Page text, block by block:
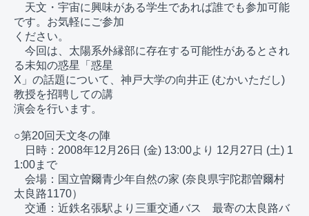
天文・宇宙に興味がある学生であれば誰でも参加可能
です。お気軽にご参加
ください。
今回は、太陽系外縁部に存在する可能性があるとされ
る未知の惑星「惑星
X」の話題について、神戸大学の向井正 (むかいただし)
教授を招聘しての講
演会を行います。
○第20回天文冬の陣
日時：2008年12月26日 (金) 13:00より 12月27日 (土) 1
1:00まで
会場：国立曽爾青少年自然の家 (奈良県宇陀郡曽爾村
太良路1170）
交通：近鉄名張駅より三重交通バス　最寄の太良路バ